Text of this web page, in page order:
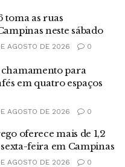
toma as ruas
neste sábado
AGOSTO DE 2026 0
para
em quatro espaços
AGOSTO DE 2026 0
oferece mais de 1,2
feira em Campinas
AGOSTO DE 2026 0